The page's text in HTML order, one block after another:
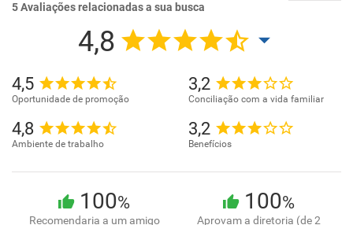
5 Avaliações relacionadas a sua busca
4,8
4,5
Oportunidade de promoção
3,2
Conciliação com a vida familiar
4,8
Ambiente de trabalho
3,2
Benefícios
100%
Recomendaria a um amigo
100%
Aprovam a diretoria (de 2